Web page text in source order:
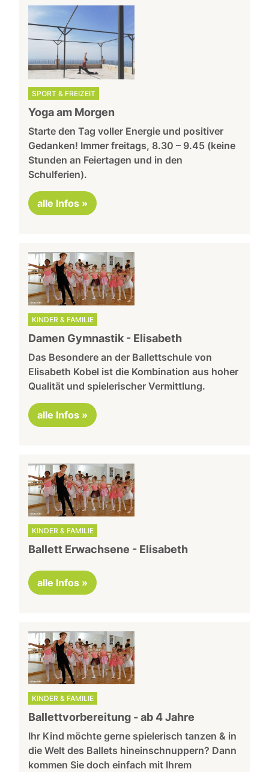
SPORT & FREIZEIT
Yoga am Morgen
Starte den Tag voller Energie und positiver
Gedanken! Immer freitags, 8.30 – 9.45 (keine
Stunden an Feiertagen und in den
Schulferien).
alle Infos »
KINDER & FAMILIE
Damen Gymnastik - Elisabeth
Das Besondere an der Ballettschule von
Elisabeth Kobel ist die Kombination aus hoher
Qualität und spielerischer Vermittlung.
alle Infos »
KINDER & FAMILIE
Ballett Erwachsene - Elisabeth
alle Infos »
KINDER & FAMILIE
Ballettvorbereitung - ab 4 Jahre
Ihr Kind möchte gerne spielerisch tanzen & in
die Welt des Ballets hineinschnuppern? Dann
kommen Sie doch einfach mit Ihrem